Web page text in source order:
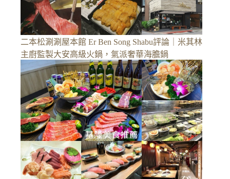
二本松涮涮屋本館 Er Ben Song Shabu評論｜米其林
主廚監製大安高級火鍋，氣派奢華海膽鍋